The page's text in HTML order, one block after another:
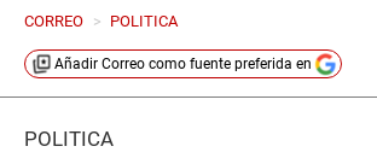
CORREO > POLITICA
Añadir Correo como fuente preferida en
POLÍTICA